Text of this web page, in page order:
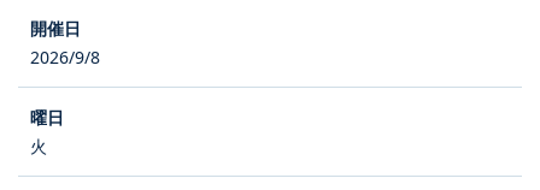
2026/9/8
火